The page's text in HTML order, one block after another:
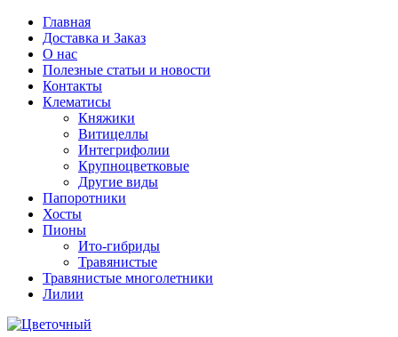
Главная
Доставка и Заказ
О нас
Полезные статьи и новости
Контакты
Клематисы
Княжики
Витицеллы
Интегрифолии
Крупноцветковые
Другие виды
Папоротники
Хосты
Пионы
Ито-гибриды
Травянистые
Травянистые многолетники
Лилии